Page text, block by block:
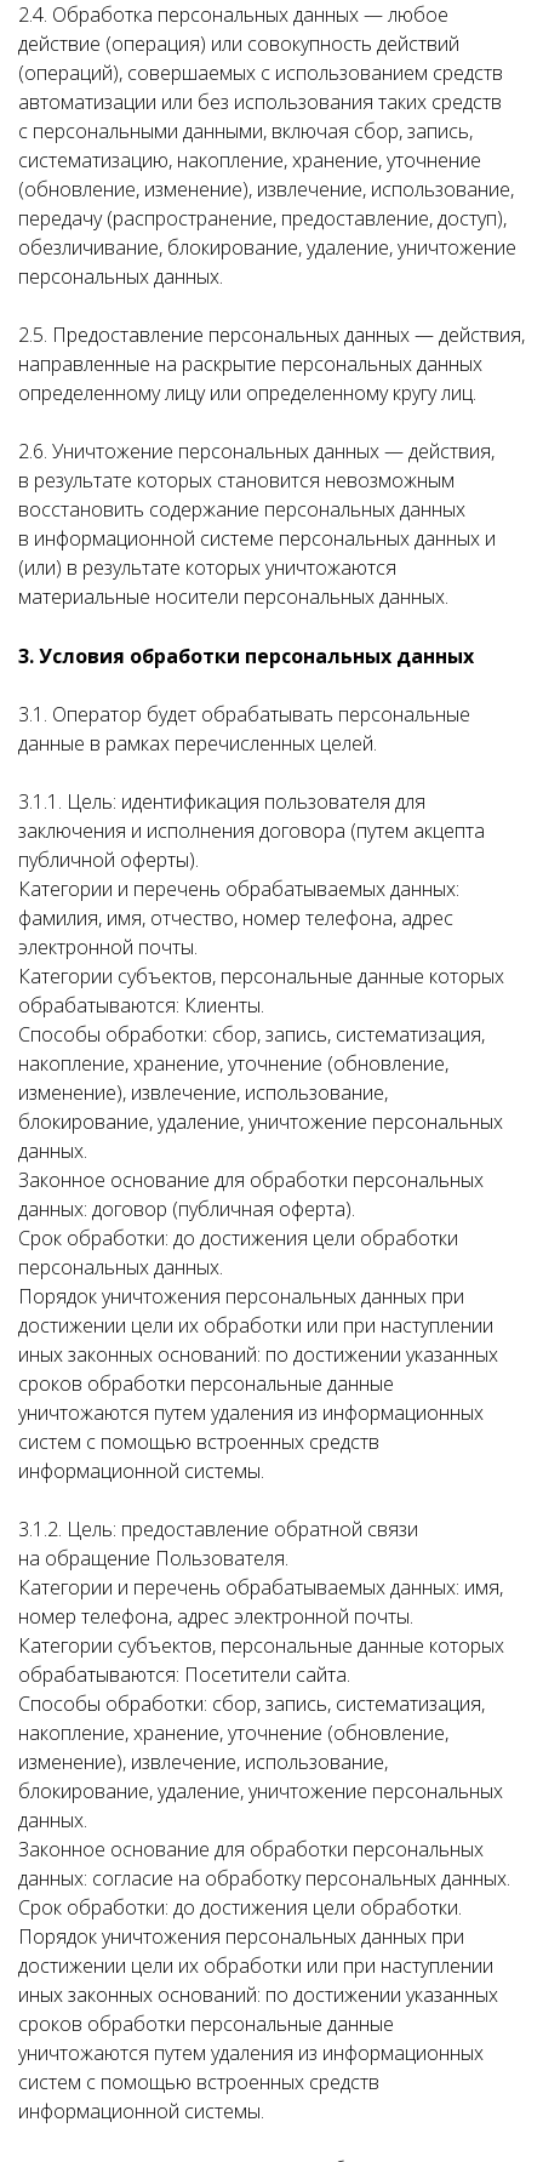
2.4. Обработка персональных данных — любое
действие (операция) или совокупность действий
(операций), совершаемых с использованием средств
автоматизации или без использования таких средств
с персональными данными, включая сбор, запись,
систематизацию, накопление, хранение, уточнение
(обновление, изменение), извлечение, использование,
передачу (распространение, предоставление, доступ),
обезличивание, блокирование, удаление, уничтожение
персональных данных.
2.5. Предоставление персональных данных — действия,
направленные на раскрытие персональных данных
определенному лицу или определенному кругу лиц.
2.6. Уничтожение персональных данных — действия,
в результате которых становится невозможным
восстановить содержание персональных данных
в информационной системе персональных данных и
(или) в результате которых уничтожаются
материальные носители персональных данных.
3. Условия обработки персональных данных
3.1. Оператор будет обрабатывать персональные
данные в рамках перечисленных целей.
3.1.1. Цель: идентификация пользователя для
заключения и исполнения договора (путем акцепта
публичной оферты).
Категории и перечень обрабатываемых данных:
фамилия, имя, отчество, номер телефона, адрес
электронной почты.
Категории субъектов, персональные данные которых
обрабатываются: Клиенты.
Способы обработки: сбор, запись, систематизация,
накопление, хранение, уточнение (обновление,
изменение), извлечение, использование,
блокирование, удаление, уничтожение персональных
данных.
Законное основание для обработки персональных
данных: договор (публичная оферта).
Срок обработки: до достижения цели обработки
персональных данных.
Порядок уничтожения персональных данных при
достижении цели их обработки или при наступлении
иных законных оснований: по достижении указанных
сроков обработки персональные данные
уничтожаются путем удаления из информационных
систем с помощью встроенных средств
информационной системы.
3.1.2. Цель: предоставление обратной связи
на обращение Пользователя.
Категории и перечень обрабатываемых данных: имя,
номер телефона, адрес электронной почты.
Категории субъектов, персональные данные которых
обрабатываются: Посетители сайта.
Способы обработки: сбор, запись, систематизация,
накопление, хранение, уточнение (обновление,
изменение), извлечение, использование,
блокирование, удаление, уничтожение персональных
данных.
Законное основание для обработки персональных
данных: согласие на обработку персональных данных.
Срок обработки: до достижения цели обработки.
Порядок уничтожения персональных данных при
достижении цели их обработки или при наступлении
иных законных оснований: по достижении указанных
сроков обработки персональные данные
уничтожаются путем удаления из информационных
систем с помощью встроенных средств
информационной системы.